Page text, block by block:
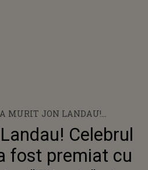
A MURIT JON LANDAU!
CELEBRUL PRODUCĂTOR A FOST
PREMIAT CU OSCAR PENTRU
"TITANIC" ŞI "AVATAR"
Celebrul
fost premiat cu